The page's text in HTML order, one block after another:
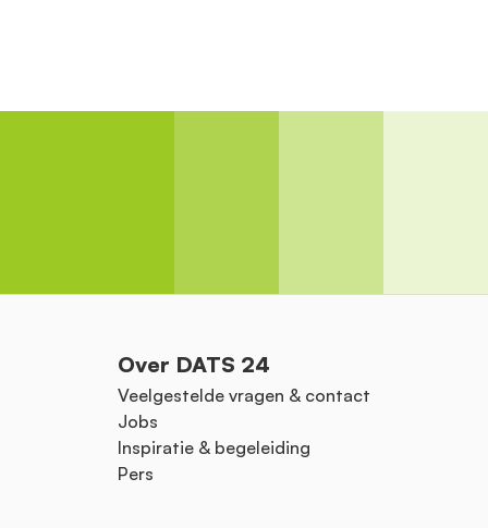
Over DATS 24
Veelgestelde vragen & contact
Jobs
Inspiratie & begeleiding
Pers